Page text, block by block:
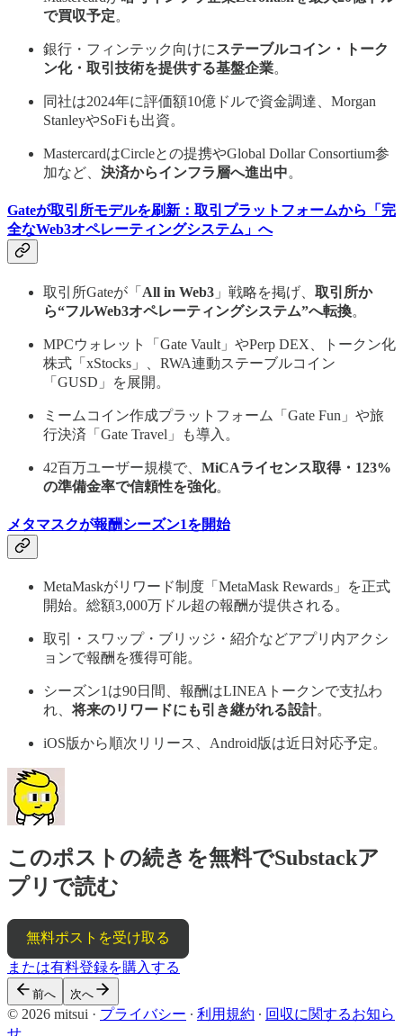
で買収予定。
銀行・フィンテック向けに ステーブルコイン・トーク
ン化・取引技術を提供する基盤企業。
同社は2024年に評価額10億ドルで資金調達、Morgan
StanleyやSoFiも出資。
MastercardはCircleとの提携やGlobal Dollar Consortium参
加など、 決済からインフラ層へ進出中。
Gateが取引所モデルを刷新：取引プラットフォームから「完
全なWeb3オペレーティングシステム」へ
取引所Gateが「 All in Web3 」戦略を掲げ、 取引所か
ら“フルWeb3オペレーティングシステム”へ転換。
MPCウォレット「Gate Vault」やPerp DEX、トークン化
株式「xStocks」、RWA連動ステーブルコイン
「GUSD」を展開。
ミームコイン作成プラットフォーム「Gate Fun」や旅
行決済「Gate Travel」も導入。
42百万ユーザー規模で、 MiCAライセンス取得・123%
の準備金率で信頼性を強化。
メタマスクが報酬シーズン1を開始
MetaMaskがリワード制度「MetaMask Rewards」を正式
開始。総額3,000万ドル超の報酬が提供される。
取引・スワップ・ブリッジ・紹介などアプリ内アクシ
ョンで報酬を獲得可能。
シーズン1は90日間、報酬はLINEAトークンで支払わ
れ、将来のリワードにも引き継がれる設計。
iOS版から順次リリース、Android版は近日対応予定。
このポストの続きを無料でSubstackア
プリで読む
無料ポストを受け取る
または有料登録を購入する
前へ 次へ
© 2026 mitsui · プライバシー ∙ 利用規約 ∙ 回収に関するお知ら
せ